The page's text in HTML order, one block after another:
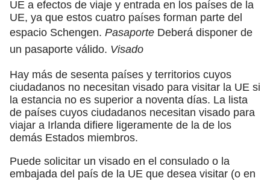
UE a efectos de viaje y entrada en los países de la
UE, ya que estos cuatro países forman parte del
espacio Schengen. Pasaporte Deberá disponer de
un pasaporte válido. Visado
Hay más de sesenta países y territorios cuyos
ciudadanos no necesitan visado para visitar la UE si
la estancia no es superior a noventa días. La lista
de países cuyos ciudadanos necesitan visado para
viajar a Irlanda difiere ligeramente de la de los
demás Estados miembros.
Puede solicitar un visado en el consulado o la
embajada del país de la UE que desea visitar (o en